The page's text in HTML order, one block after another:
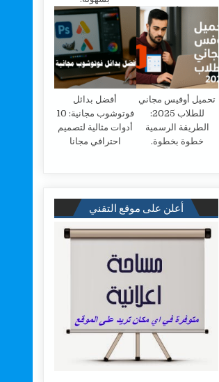
تحميل أوفيس مجاني
للطلاب 2025:
الطريقة الرسمية
خطوة بخطوة.
أفضل بدائل
فوتوشوب مجانية: 10
أدوات مثالية لتصميم
احترافي مجانا
أعلن على موقع التقني